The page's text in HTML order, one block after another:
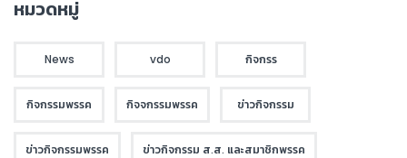
หมวดหมู่
News vdo กิจกรร
กิจกรรมพรรค กิจจกรรมพรรค ข่าวกิจกรรม
ข่าวกิจกรรมพรรค ข่าวกิจกรรม ส.ส. และสมาชิกพรรค